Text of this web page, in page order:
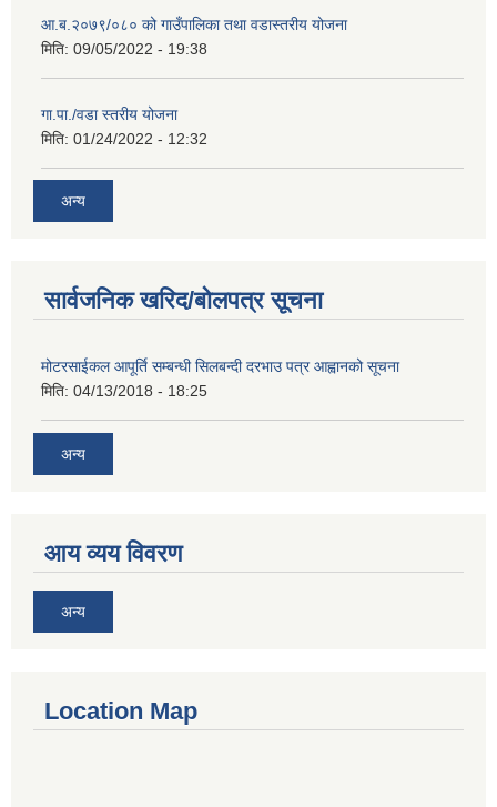
आ.ब.२०७९/०८० को गाउँपालिका तथा वडास्तरीय योजना
मिति: 09/05/2022 - 19:38
गा.पा./वडा स्तरीय योजना
मिति: 01/24/2022 - 12:32
अन्य
सार्वजनिक खरिद/बोलपत्र सूचना
मोटरसाईकल आपूर्ति सम्बन्धी सिलबन्दी दरभाउ पत्र आह्वानको सूचना
मिति: 04/13/2018 - 18:25
अन्य
आय व्यय विवरण
अन्य
Location Map